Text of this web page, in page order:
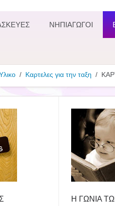
ΝΗΠΙΑΓΩΓΟΙ
Καρτελες για την ταξη
Η ΓΩΝΙΑ